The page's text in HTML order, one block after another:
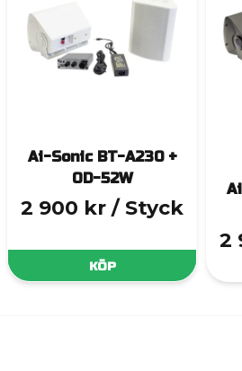
Ai-Sonic BT-A230 +
OD-52W
2 900 kr / Styck
KÖP
2